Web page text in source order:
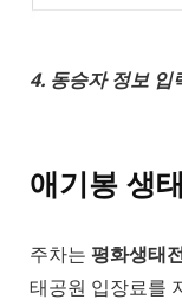
4. 동승자 정보 입
애기봉 생
주차는 평화생태
태공원 입장료를